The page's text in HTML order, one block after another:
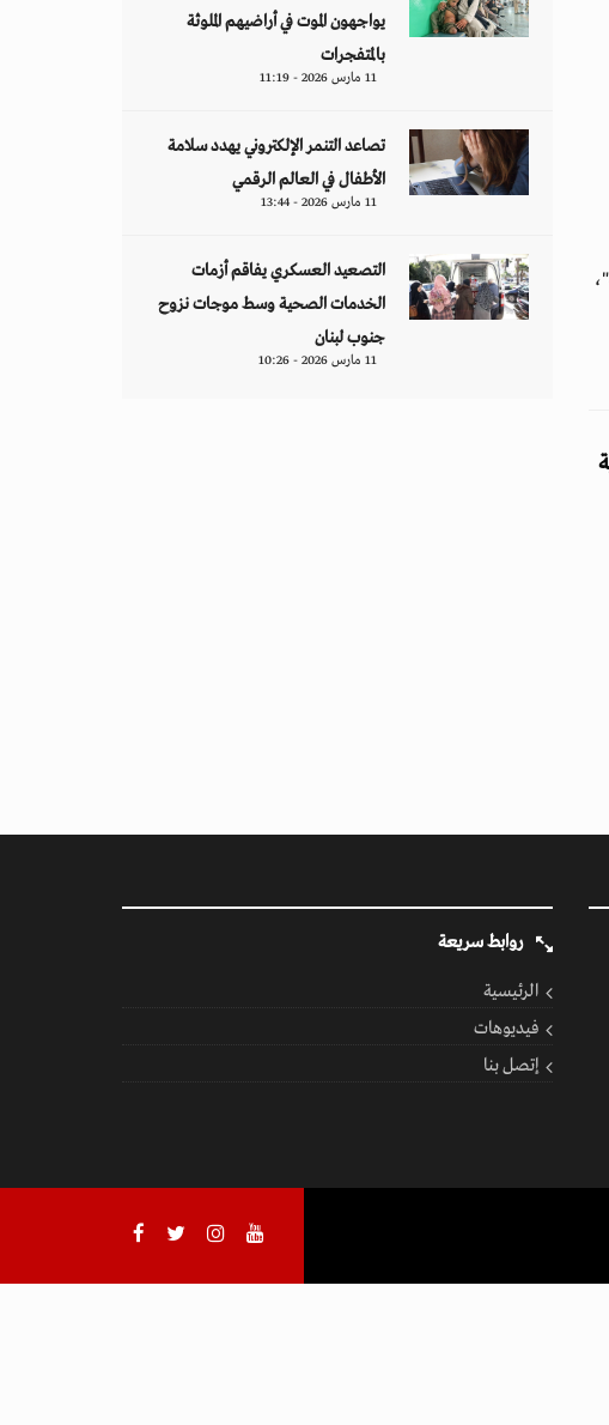
يواجهون الموت في أراضيهم الملوثة
بالمتفجرات
11 مارس 2026 - 11:19
تصاعد التنمر الإلكتروني يهدد سلامة
الأطفال في العالم الرقمي
11 مارس 2026 - 13:44
التصعيد العسكري يفاقم أزمات
الخدمات الصحية وسط موجات نزوح
جنوب لبنان
11 مارس 2026 - 10:26
روابط سريعة
الرئيسية
فيديوهات
إتصل بنا